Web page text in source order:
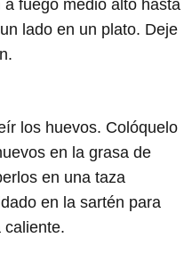
fuego medio alto hasta
lado en un plato. Deje
los huevos. Colóquelo
en la grasa de
en una taza
en la sartén para
caliente.